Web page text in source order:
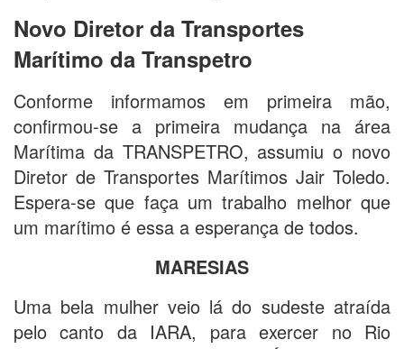
Novo Diretor da Transportes
Marítimo da Transpetro
Conforme informamos em primeira mão,
confirmou-se a primeira mudança na área
Marítima da TRANSPETRO, assumiu o novo
Diretor de Transportes Marítimos Jair Toledo.
Espera-se que faça um trabalho melhor que
um marítimo é essa a esperança de todos.
MARESIAS
Uma bela mulher veio lá do sudeste atraída
pelo canto da IARA, para exercer no Rio